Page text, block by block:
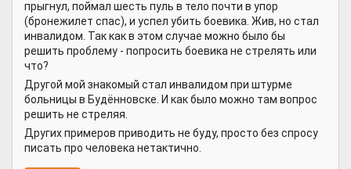
прыгнул, поймал шесть пуль в тело почти в упор
(бронежилет спас), и успел убить боевика. Жив, но стал
инвалидом. Так как в этом случае можно было бы
решить проблему - попросить боевика не стрелять или
что?
Другой мой знакомый стал инвалидом при штурме
больницы в Будённовске. И как было можно там вопрос
решить не стреляя.
Других примеров приводить не буду, просто без спросу
писать про человека нетактично.